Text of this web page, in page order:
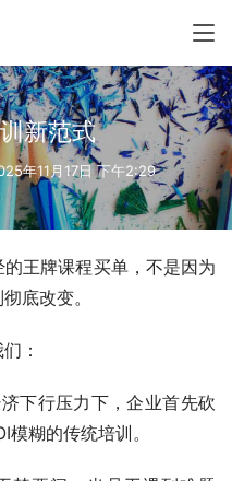
新范式
年11月17日 下午2:29
王牌课程买单，不是因为
底改变。
：
下行压力下，企业首先砍
模糊的传统培训。